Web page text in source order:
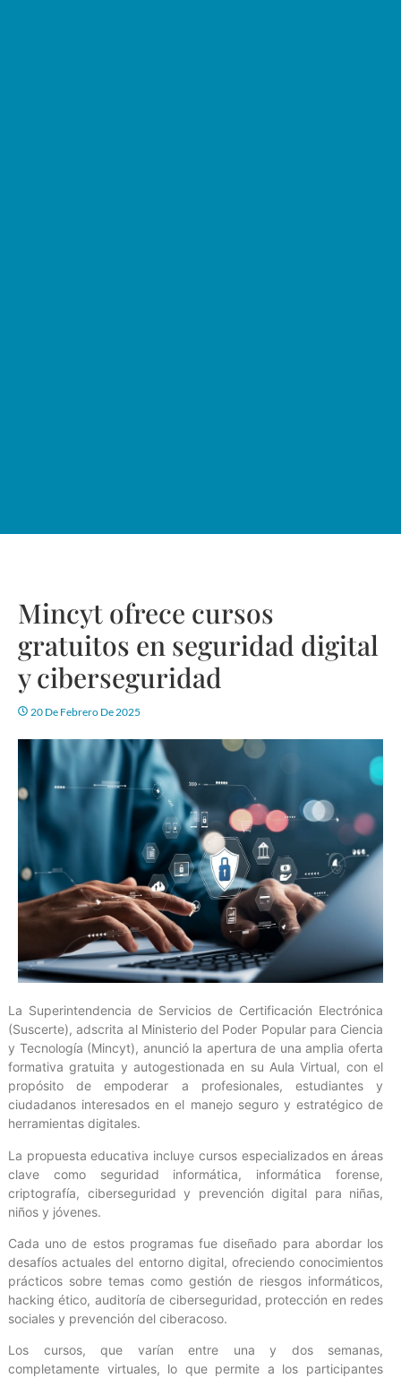
Mincyt ofrece cursos
gratuitos en seguridad digital
y ciberseguridad
20 De Febrero De 2025
La Superintendencia de Servicios de Certificación Electrónica
(Suscerte), adscrita al Ministerio del Poder Popular para Ciencia
y Tecnología (Mincyt), anunció la apertura de una amplia oferta
formativa gratuita y autogestionada en su Aula Virtual, con el
propósito de empoderar a profesionales, estudiantes y
ciudadanos interesados en el manejo seguro y estratégico de
herramientas digitales.
La propuesta educativa incluye cursos especializados en áreas
clave como seguridad informática, informática forense,
criptografía, ciberseguridad y prevención digital para niñas,
niños y jóvenes.
Cada uno de estos programas fue diseñado para abordar los
desafíos actuales del entorno digital, ofreciendo conocimientos
prácticos sobre temas como gestión de riesgos informáticos,
hacking ético, auditoría de ciberseguridad, protección en redes
sociales y prevención del ciberacoso.
Los cursos, que varían entre una y dos semanas,
completamente virtuales, lo que permite a los participantes